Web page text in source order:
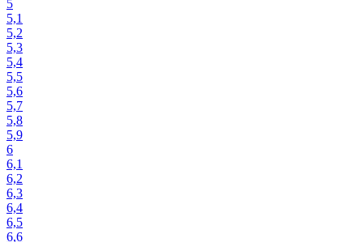
5
5,1
5,2
5,3
5,4
5,5
5,6
5,7
5,8
5,9
6
6,1
6,2
6,3
6,4
6,5
6,6